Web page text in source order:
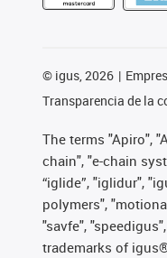
© igus, 2026
Transparencia de la
The terms "Apiro",
chain", "e-chain
“iglide”, "iglidur",
polymers",
"savfe",
trademarks of